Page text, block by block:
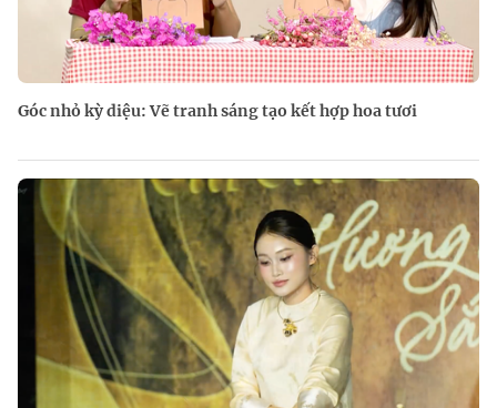
Góc nhỏ kỳ diệu: Vẽ tranh sáng tạo kết hợp hoa tươi